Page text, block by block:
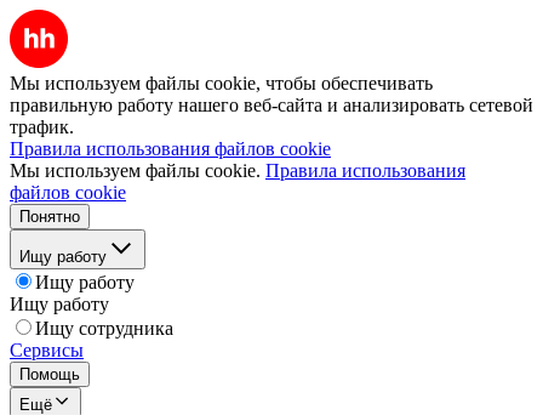
Мы используем файлы cookie, чтобы обеспечивать
правильную работу нашего веб-сайта и анализировать сетевой
трафик.
Правила использования файлов cookie
Мы используем файлы cookie. Правила использования
файлов cookie
Понятно
Ищу работу
Ищу работу
Ищу работу
Ищу сотрудника
Сервисы
Помощь
Ещё